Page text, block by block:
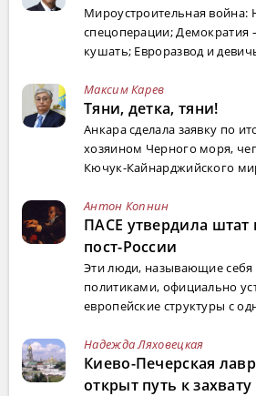
Мироустроительная война:
спецоперации; Демократия
кушать; Евроразвод и
Максим Карев
Тяни, детка, тяни!
Анкара сделала заявку по
хозяином Черного моря,
Кючук-Кайнарджийского
Антон Копнин
ПАСЕ утвердила штат
пост-России
Эти люди, называющие себя
политиками, официально
европейские структуры с
Надежда Ляховецкая
Киево-Печерская
открыт путь к захвату